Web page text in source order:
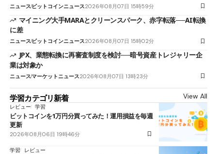
ニュースビットコインニュース2026年08月07日 15時59分
マイニング大手MARAとクリーンスパーク、赤字転落──AI転換
に差
ニュースビットコインニュース2026年08月07日 15時02分
JPX、業態転換に再審査制度を検討──暗号資産トレジャリー企
業は対象か
ニュースマーケットニュース2026年08月07日 13時23分
学習カテゴリ新着 View All
レビュー 学習
ビットコインを1万円分買ってみた！運用損益を毎週
更新
2026年08月06日 19時46分
学習 レビュー